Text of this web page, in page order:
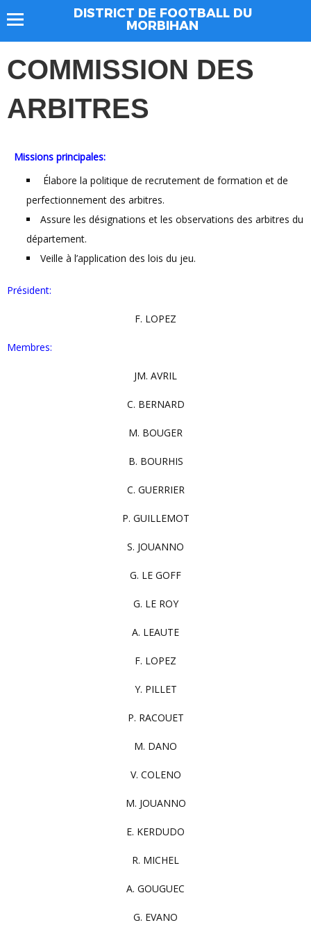
DISTRICT DE FOOTBALL DU
MORBIHAN
COMMISSION DES
ARBITRES
Missions principales:
Élabore la politique de recrutement de formation et de
perfectionnement des arbitres.
Assure les désignations et les observations des arbitres du
département.
Veille à l’application des lois du jeu.
Président:
F. LOPEZ
Membres:
JM. AVRIL
C. BERNARD
M. BOUGER
B. BOURHIS
C. GUERRIER
P. GUILLEMOT
S. JOUANNO
G. LE GOFF
G. LE ROY
A. LEAUTE
F. LOPEZ
Y. PILLET
P. RACOUET
M. DANO
V. COLENO
M. JOUANNO
E. KERDUDO
R. MICHEL
A. GOUGUEC
G. EVANO